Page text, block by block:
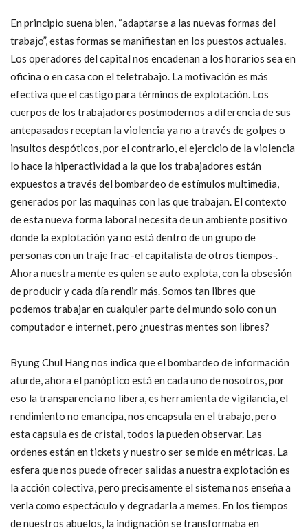
En principio suena bien, “adaptarse a las nuevas formas del
trabajo”, estas formas se manifiestan en los puestos actuales.
Los operadores del capital nos encadenan a los horarios sea en
oficina o en casa con el teletrabajo. La motivación es más
efectiva que el castigo para términos de explotación. Los
cuerpos de los trabajadores postmodernos a diferencia de sus
antepasados receptan la violencia ya no a través de golpes o
insultos despóticos, por el contrario, el ejercicio de la violencia
lo hace la hiperactividad a la que los trabajadores están
expuestos a través del bombardeo de estímulos multimedia,
generados por las maquinas con las que trabajan. El contexto
de esta nueva forma laboral necesita de un ambiente positivo
donde la explotación ya no está dentro de un grupo de
personas con un traje frac -el capitalista de otros tiempos-.
Ahora nuestra mente es quien se auto explota, con la obsesión
de producir y cada día rendir más. Somos tan libres que
podemos trabajar en cualquier parte del mundo solo con un
computador e internet, pero ¿nuestras mentes son libres?
Byung Chul Hang nos indica que el bombardeo de información
aturde, ahora el panóptico está en cada uno de nosotros, por
eso la transparencia no libera, es herramienta de vigilancia, el
rendimiento no emancipa, nos encapsula en el trabajo, pero
esta capsula es de cristal, todos la pueden observar. Las
ordenes están en tickets y nuestro ser se mide en métricas. La
esfera que nos puede ofrecer salidas a nuestra explotación es
la acción colectiva, pero precisamente el sistema nos enseña a
verla como espectáculo y degradarla a memes. En los tiempos
de nuestros abuelos, la indignación se transformaba en